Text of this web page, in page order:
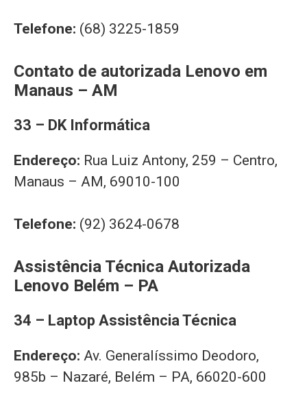
Telefone: (68) 3225-1859
Contato de autorizada Lenovo em
Manaus – AM
33 – DK Informática
Endereço: Rua Luiz Antony, 259 – Centro,
Manaus – AM, 69010-100
Telefone: (92) 3624-0678
Assistência Técnica Autorizada
Lenovo Belém – PA
34 – Laptop Assistência Técnica
Endereço: Av. Generalíssimo Deodoro,
985b – Nazaré, Belém – PA, 66020-600